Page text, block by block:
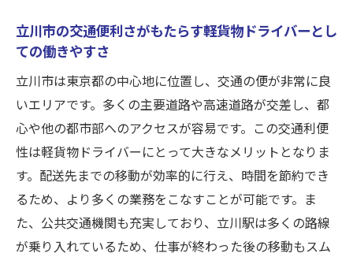
いキャリアをスタート
的な求人情報
東京都立川市の軽貨物求人のポイントと働きや
すさを紹介
立川市での軽貨物求人のポイントとは？
交通の便が良い立川市での配送業務の効率
性
立川市の商業施設が提供する多様な配送先
立川市の交通便利さがもたらす軽貨物ドライバーとし
ての働きやすさ
立川市は東京都の中心地に位置し、交通の便が非常に良
いエリアです。多くの主要道路や高速道路が交差し、都
心や他の都市部へのアクセスが容易です。この交通利便
性は軽貨物ドライバーにとって大きなメリットとなりま
す。配送先までの移動が効率的に行え、時間を節約でき
るため、より多くの業務をこなすことが可能です。ま
た、公共交通機関も充実しており、立川駅は多くの路線
が乗り入れているため、仕事が終わった後の移動もスム